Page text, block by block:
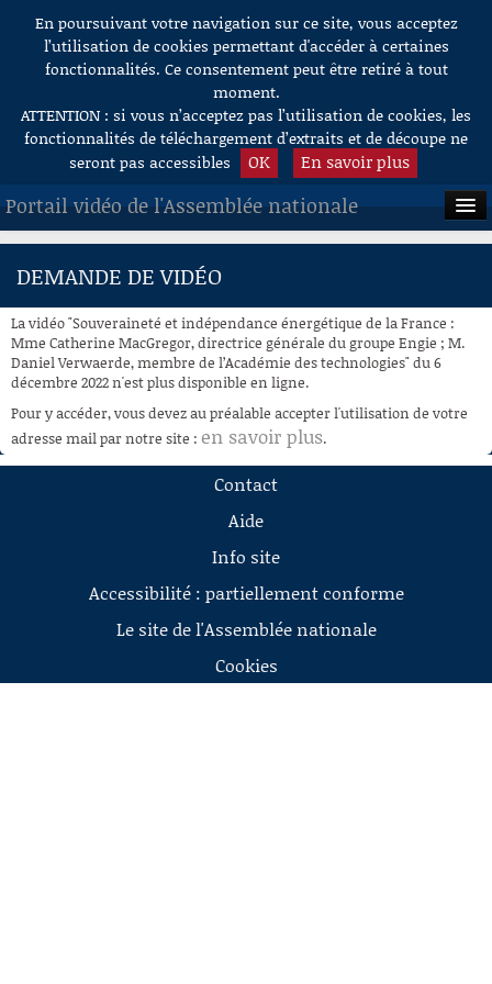
Aller au contenu
En poursuivant votre navigation sur ce site, vous acceptez
l’utilisation de cookies permettant d'accéder à certaines
fonctionnalités. Ce consentement peut être retiré à tout
moment.
ATTENTION : si vous n’acceptez pas l’utilisation de cookies, les
fonctionnalités de téléchargement d’extraits et de découpe ne
seront pas accessibles
OK En savoir plus
Portail vidéo de l'Assemblée nationale
ACCUEIL
À LA DEMANDE
RECHERCHE
AIDE À LA DÉCOUPE
DE VIDÉOS
DEMANDE DE VIDÉO
La vidéo "Souveraineté et indépendance énergétique de la France :
Mme Catherine MacGregor, directrice générale du groupe Engie ; M.
Daniel Verwaerde, membre de l’Académie des technologies" du 6
décembre 2022 n'est plus disponible en ligne.
Pour y accéder, vous devez au préalable accepter l'utilisation de votre
adresse mail par notre site : en savoir plus.
Contact
Aide
Info site
Accessibilité : partiellement conforme
Le site de l'Assemblée nationale
Cookies